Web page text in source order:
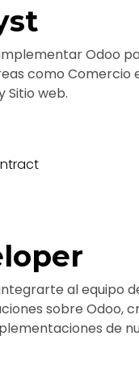
Odoo
como Comercio
Sitio web.
al equipo
sobre Odoo,
de